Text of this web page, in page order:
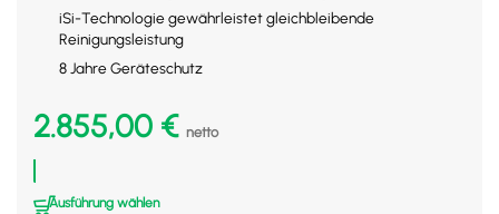
iSi-Technologie gewährleistet gleichbleibende
Reinigungsleistung
8 Jahre Geräteschutz
2.855,00 € netto
Ausführung wählen